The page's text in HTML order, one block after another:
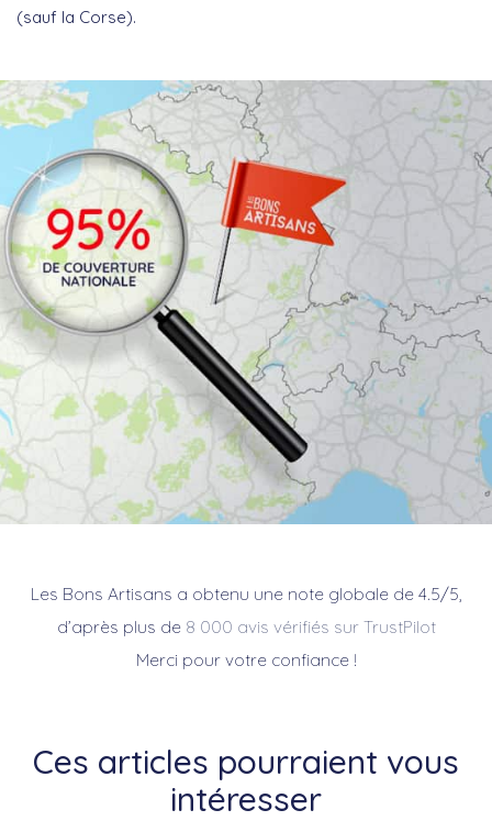
(sauf la Corse).
Les Bons Artisans a obtenu une note globale de 4.5/5,
d’après plus de 8 000 avis vérifiés sur TrustPilot
Merci pour votre confiance !
Ces articles pourraient vous
intéresser